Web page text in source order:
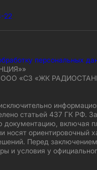
22
персональных
ООО «СЗ «ЖК
статьей 437 ГК РФ.
документацию, включая
носят ориентировочный
Перед
и условия у